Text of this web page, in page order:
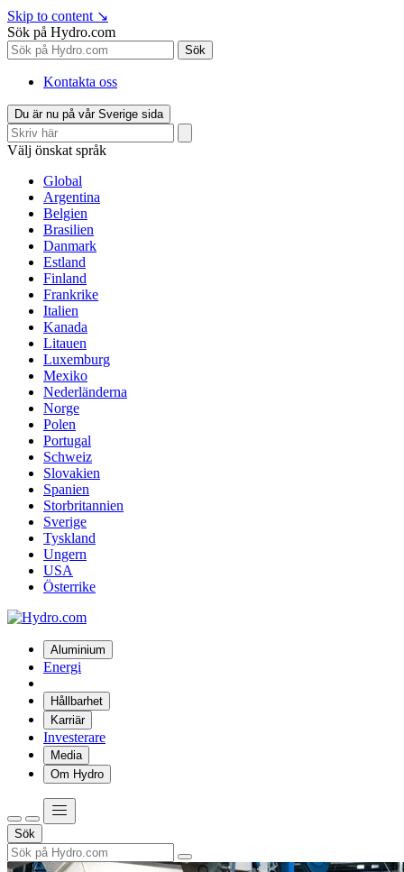
Skip to content ↘
Sök på Hydro.com
Sök
Kontakta oss
Du är nu på vår Sverige sida
Välj önskat språk
Global
Argentina
Belgien
Brasilien
Danmark
Estland
Finland
Frankrike
Italien
Kanada
Litauen
Luxemburg
Mexiko
Nederländerna
Norge
Polen
Portugal
Schweiz
Slovakien
Spanien
Storbritannien
Sverige
Tyskland
Ungern
USA
Österrike
Aluminium
Energi
Hållbarhet
Karriär
Investerare
Media
Om Hydro
Sök